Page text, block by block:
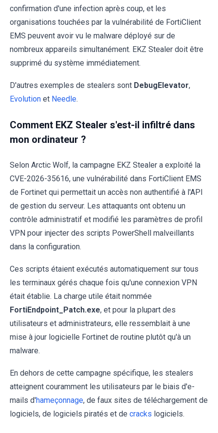
confirmation d'une infection après coup, et les
organisations touchées par la vulnérabilité de FortiClient
EMS peuvent avoir vu le malware déployé sur de
nombreux appareils simultanément. EKZ Stealer doit être
supprimé du système immédiatement.
D'autres exemples de stealers sont DebugElevator,
Evolution et Needle.
Comment EKZ Stealer s'est-il infiltré dans
mon ordinateur ?
Selon Arctic Wolf, la campagne EKZ Stealer a exploité la
CVE-2026-35616, une vulnérabilité dans FortiClient EMS
de Fortinet qui permettait un accès non authentifié à l'API
de gestion du serveur. Les attaquants ont obtenu un
contrôle administratif et modifié les paramètres de profil
VPN pour injecter des scripts PowerShell malveillants
dans la configuration.
Ces scripts étaient exécutés automatiquement sur tous
les terminaux gérés chaque fois qu'une connexion VPN
était établie. La charge utile était nommée
FortiEndpoint_Patch.exe, et pour la plupart des
utilisateurs et administrateurs, elle ressemblait à une
mise à jour logicielle Fortinet de routine plutôt qu'à un
malware.
En dehors de cette campagne spécifique, les stealers
atteignent couramment les utilisateurs par le biais d'e-
mails d'hameçonnage, de faux sites de téléchargement de
logiciels, de logiciels piratés et de cracks logiciels.